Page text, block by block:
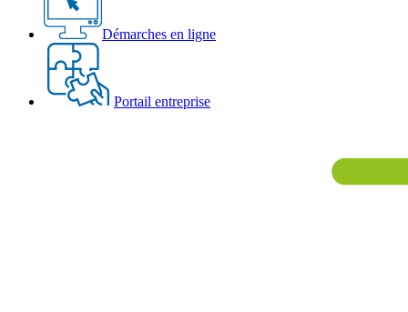
Démarches en ligne
Portail entreprise